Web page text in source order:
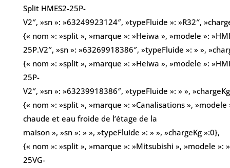
Split HMES2-25P-
V2″, »sn »: »63249923124″, »typeFluide »: »R32″,
{« nom »: »split », »marque »: »Heiwa », »modele »:
25P.V2″, »sn »: »63269918386″, »typeFluide »: » »,
{« nom »: »split », »marque »: »Heiwa », »modele »:
25P-
V2″, »sn »: »63239918386″, »typeFluide »: » »,
{« nom »: »split », »marque »: »Canalisations », »modele
chaude et eau froide de l’étage de la
maison », »sn »: » », »typeFluide »: » », »chargeKg »:0},
{« nom »: »split », »marque »: »Mitsubishi », »modele »:
25VG-